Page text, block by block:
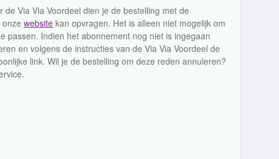
Via Via Voordeel dien je de bestelling met de
website kan opvragen. Het is alleen niet mogelijk om
passen. Indien het abonnement nog niet is ingegaan
en volgens de instructies van de Via Via Voordeel de
link. Wil je de bestelling om deze reden annuleren?